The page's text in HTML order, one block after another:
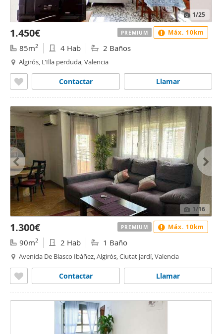
1/25
1.450€
85m2 4 Hab 2 Baños
Algirós, L'Illa perduda, Valencia
Llamar
Contactar
PREMIUM Máx. 10km
1/16
1.300€
90m2 2 Hab 1 Baño
Avenida De Blasco Ibáñez, Algirós, Ciutat Jardí, Valencia
Llamar
Contactar
PREMIUM Máx. 10km